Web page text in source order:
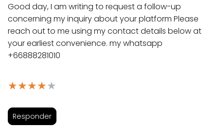
Good day, I am writing to request a follow-up
concerning my inquiry about your platform Please
reach out to me using my contact details below at
your earliest convenience. my whatsapp
+66888281010
★★★★★
Responder